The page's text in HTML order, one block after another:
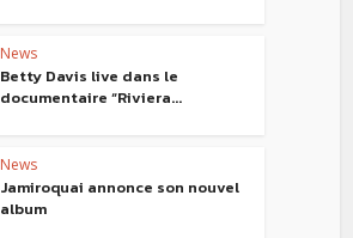
News
Betty Davis live dans le
documentaire “Riviera...
News
Jamiroquai annonce son nouvel
album